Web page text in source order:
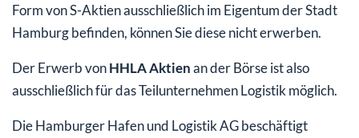
Form von S-Aktien ausschließlich im Eigentum der Stadt
Hamburg befinden, können Sie diese nicht erwerben.
Der Erwerb vonHHLA Aktienan der Börse ist also
ausschließlich für das Teilunternehmen Logistik möglich.
Die Hamburger Hafen und Logistik AG beschäftigt